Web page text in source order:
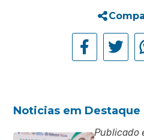
Noticias em Destaque
Publicado